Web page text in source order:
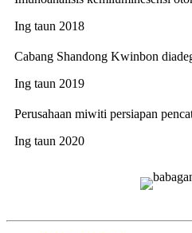
Ing taun 2018
Cabang Shandong Kwinbon
Ing taun 2019
Perusahaan miwiti persiapan
Ing taun 2020